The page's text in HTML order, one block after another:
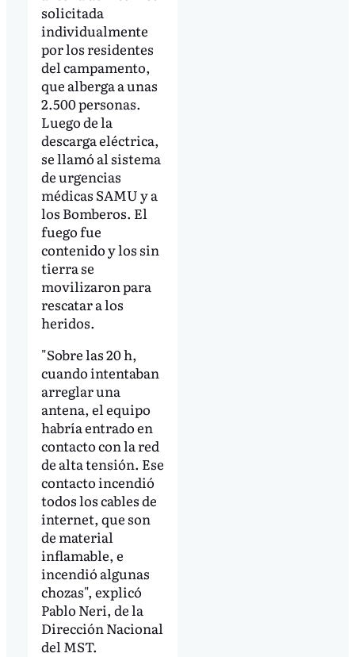
solicitada
individualmente
por los residentes
del campamento,
que alberga a unas
2.500 personas.
Luego de la
descarga eléctrica,
se llamó al sistema
de urgencias
médicas SAMU y a
los Bomberos. El
fuego fue
contenido y los sin
tierra se
movilizaron para
rescatar a los
heridos.
"Sobre las 20 h,
cuando intentaban
arreglar una
antena, el equipo
habría entrado en
contacto con la red
de alta tensión. Ese
contacto incendió
todos los cables de
internet, que son
de material
inflamable, e
incendió algunas
chozas", explicó
Pablo Neri, de la
Dirección Nacional
del MST.